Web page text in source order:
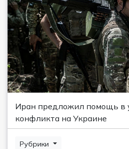
Иран предложил помощь в
конфликта на Украине
Рубрики